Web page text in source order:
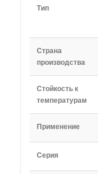
Тип
Страна
производства
Стойкость к
температурам
Применение
Серия